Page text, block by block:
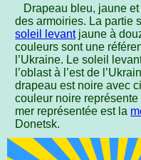
Drapeau bleu, jaune
des armoiries. La partie
soleil levantjaune à
couleurs sont une
l’Ukraine. Le soleil
l’oblast à l’est de
drapeau est noire avec
couleur noire représente
mer représentée est la
Donetsk.